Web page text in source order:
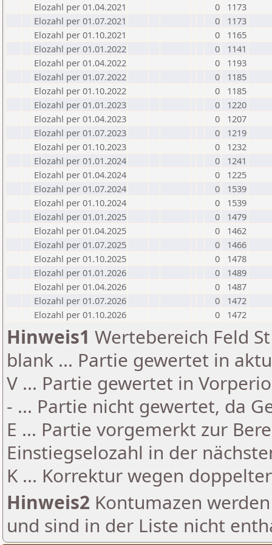
Elozahl per 01.04.2021
0
1173
Elozahl per 01.07.2021
0
1173
Elozahl per 01.10.2021
0
1165
Elozahl per 01.01.2022
0
1141
Elozahl per 01.04.2022
0
1193
Elozahl per 01.07.2022
0
1185
Elozahl per 01.10.2022
0
1185
Elozahl per 01.01.2023
0
1220
Elozahl per 01.04.2023
0
1207
Elozahl per 01.07.2023
0
1219
Elozahl per 01.10.2023
0
1232
Elozahl per 01.01.2024
0
1241
Elozahl per 01.04.2024
0
1225
Elozahl per 01.07.2024
0
1539
Elozahl per 01.10.2024
0
1539
Elozahl per 01.01.2025
0
1479
Elozahl per 01.04.2025
0
1462
Elozahl per 01.07.2025
0
1466
Elozahl per 01.10.2025
0
1478
Elozahl per 01.01.2026
0
1489
Elozahl per 01.04.2026
0
1487
Elozahl per 01.07.2026
0
1472
Elozahl per 01.10.2026
0 1472
Hinweis1 Wertebereich Feld
blank ... Partie gewertet in
V ... Partie gewertet in
- ... Partie nicht gewertet, da
E ... Partie vorgemerkt zur
Einstiegselozahl in der
K ... Korrektur wegen
Hinweis2 Kontumazen
und sind in der Liste nicht